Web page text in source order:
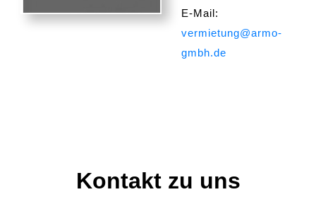
E-Mail:
vermietung@armo-
gmbh.de
Kontakt zu uns